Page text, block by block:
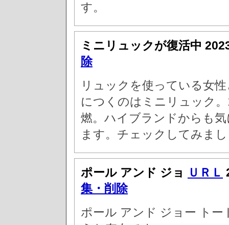
す。
ミニリュックが復活中
除
リュックを使っている女
につくのはミニリュック
燃。ハイブランドからも
ます。チェックしてみま
ポール アンド ジョ ＵＲＬ
集・削除
ポール アンド ジョー ト